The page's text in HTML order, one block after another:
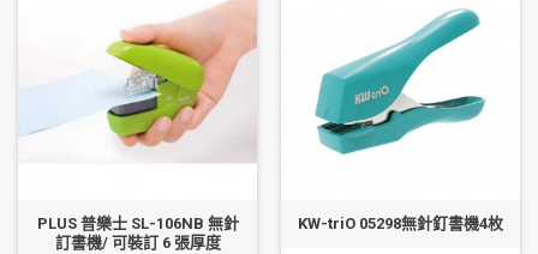
PLUS 普樂士 SL-106NB 無針
訂書機/ 可裝訂 6 張厚度
KW-triO 05298無針釘書機4枚